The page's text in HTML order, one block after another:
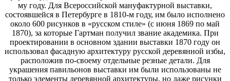
му году. Для Всероссийской мануфактурной выставки,
состоявшейся в Петербурге в 1810-м году, им было исполнено
около 600 рисунков в «русском стиле» (с июня 1869 по май
1870), за которые Гартман получил звание академика. При
проектировании в основном здании выставки 1870 году он
использовал фасадную архитектуру русской деревянной избы,
расположив по-своему отдельные резные детали. Для
украшения павильонов выставки им были использованы не
только элементы деревянной архитектуры, но даже рисунки